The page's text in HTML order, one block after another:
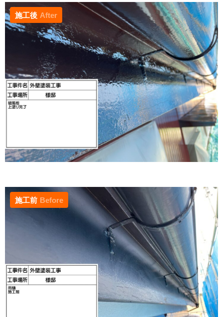
施工後 After
施工前 Before